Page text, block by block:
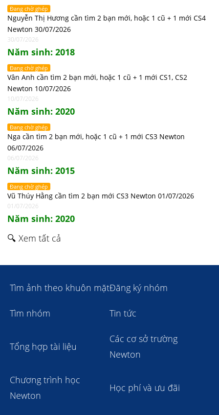
Đang chờ ghép
Nguyễn Thị Hương cần tìm 2 bạn mới, hoặc 1 cũ + 1 mới CS4
Newton 30/07/2026
30/07/2026
Năm sinh: 2018
Đang chờ ghép
Vân Anh cần tìm 2 bạn mới, hoặc 1 cũ + 1 mới CS1, CS2
Newton 10/07/2026
10/07/2026
Năm sinh: 2020
Đang chờ ghép
Nga cần tìm 2 bạn mới, hoặc 1 cũ + 1 mới CS3 Newton
06/07/2026
06/07/2026
Năm sinh: 2015
Đang chờ ghép
Vũ Thúy Hằng cần tìm 2 bạn mới CS3 Newton 01/07/2026
01/07/2026
Năm sinh: 2020
🔍 Xem tất cả
Tìm ảnh theo khuôn mặtĐăng ký nhóm
Tìm nhóm Tin tức
Tổng hợp tài liệu
Các cơ sở trường
Newton
Chương trình học
Newton
Học phí và ưu đãi